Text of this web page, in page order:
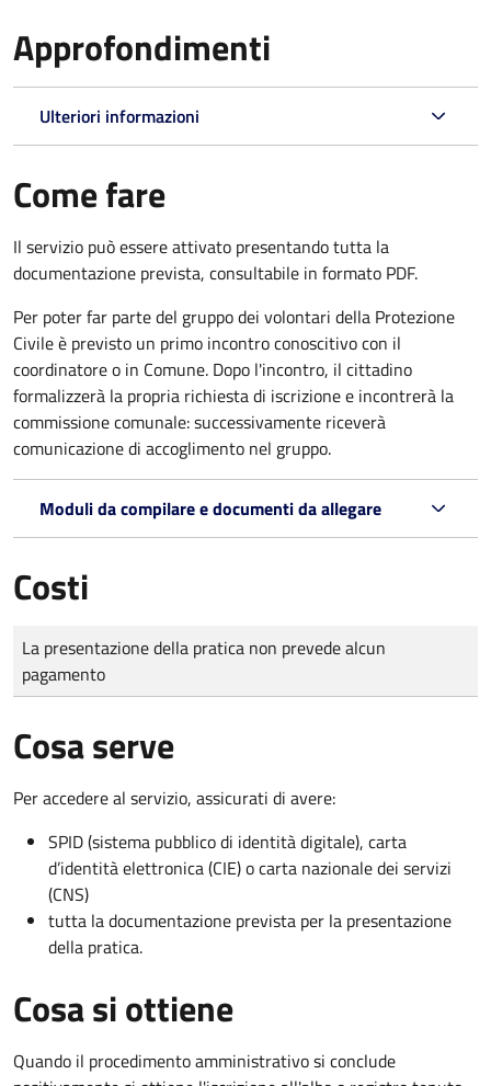
Approfondimenti
Ulteriori informazioni
Come fare
Il servizio può essere attivato presentando tutta la
documentazione prevista, consultabile in formato PDF.
Per poter far parte del gruppo dei volontari della Protezione
Civile è previsto un primo incontro conoscitivo con il
coordinatore o in Comune. Dopo l'incontro, il cittadino
formalizzerà la propria richiesta di iscrizione e incontrerà la
commissione comunale: successivamente riceverà
comunicazione di accoglimento nel gruppo.
Moduli da compilare e documenti da allegare
Costi
Tipo di pagamento
Importo
La presentazione della pratica non prevede alcun
pagamento
Cosa serve
Per accedere al servizio, assicurati di avere:
SPID (sistema pubblico di identità digitale), carta
d’identità elettronica (CIE) o carta nazionale dei servizi
(CNS)
tutta la documentazione prevista per la presentazione
della pratica.
Cosa si ottiene
Quando il procedimento amministrativo si conclude